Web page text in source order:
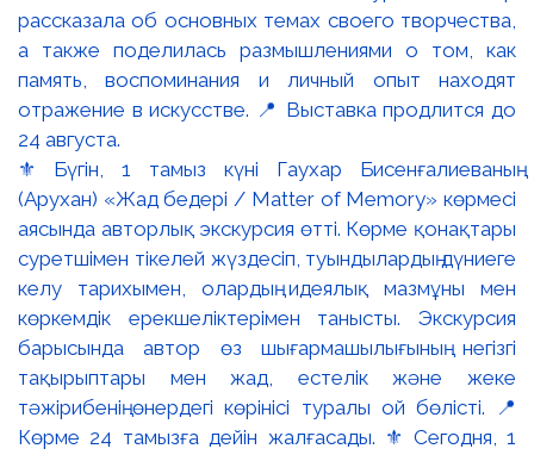
⚜️ Бүгін, 1 тамыз күні Гаухар Бисенғалиеваның
(Арухан) «Жад бедері / Matter of Memory» көрмесі
аясында авторлық экскурсия өтті. Көрме қонақтары
суретшімен тікелей жүздесіп, туындылардың дүниеге
келу тарихымен, олардың идеялық мазмұны мен
көркемдік ерекшеліктерімен танысты. Экскурсия
барысында автор өз шығармашылығының негізгі
тақырыптары мен жад, естелік және жеке
тәжірибенің өнердегі көрінісі туралы ой бөлісті. 📍
Көрме 24 тамызға дейін жалғасады. ⚜️ Сегодня, 1